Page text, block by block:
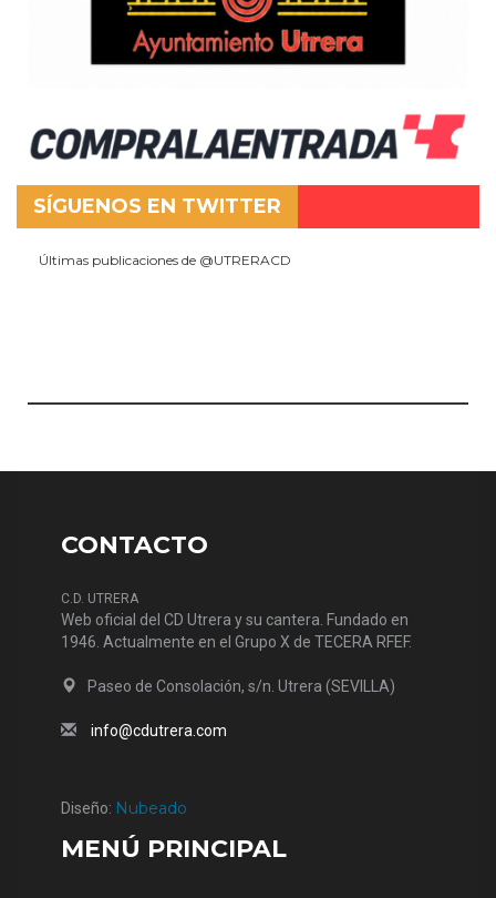
SÍGUENOS EN TWITTER
Últimas publicaciones de @UTRERACD
CONTACTO
C.D. UTRERA
Web oficial del CD Utrera y su cantera. Fundado en
1946. Actualmente en el Grupo X de TECERA RFEF.
Paseo de Consolación, s/n. Utrera (SEVILLA)
info@cdutrera.com
Diseño: Nubeado
MENÚ PRINCIPAL